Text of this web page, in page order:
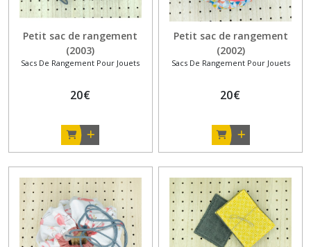
Petit sac de rangement
(2003)
Sacs De Rangement Pour Jouets
20€
Petit sac de rangement
(2002)
Sacs De Rangement Pour Jouets
20€